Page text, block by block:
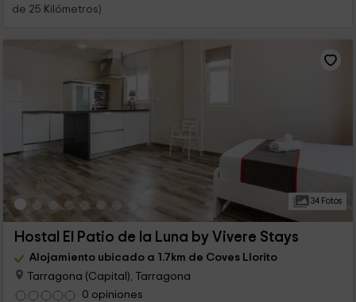
de 25 Kilómetros)
34 Fotos
Hostal El Patio de la Luna by Vivere Stays
Alojamiento ubicado a 1.7km de Coves Llorito
Tarragona (Capital), Tarragona
0 opiniones